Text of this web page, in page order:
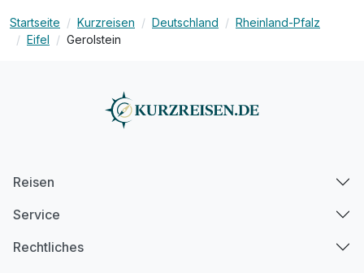
Startseite Kurzreisen Deutschland
Rheinland-Pfalz
Eifel
Gerolstein
Reisen
Service
Rechtliches